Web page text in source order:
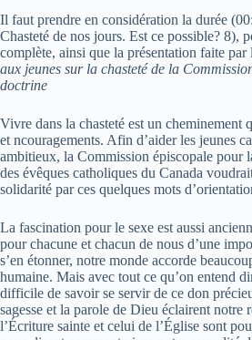
Il faut prendre en considération la durée
Chasteté de nos jours. Est ce possible? 8),
complète, ainsi que la présentation faite par
aux jeunes sur la chasteté de la
doctrine
Vivre dans la chasteté est un cheminement
et ncouragements. Afin d’aider les jeunes
ambitieux, la Commission épiscopale pour
des évêques catholiques du Canada
solidarité par ces quelques mots
La fascination pour le sexe est aussi
pour chacune et chacun de nous d’une
s’en étonner, notre monde accorde
humaine. Mais avec tout ce qu’on entend
difficile de savoir se servir de ce don
sagesse et la parole de Dieu éclairent notre
l’Écriture sainte et celui de l’Église sont